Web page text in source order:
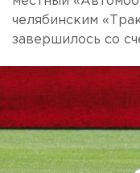
челябинским
завершилось со